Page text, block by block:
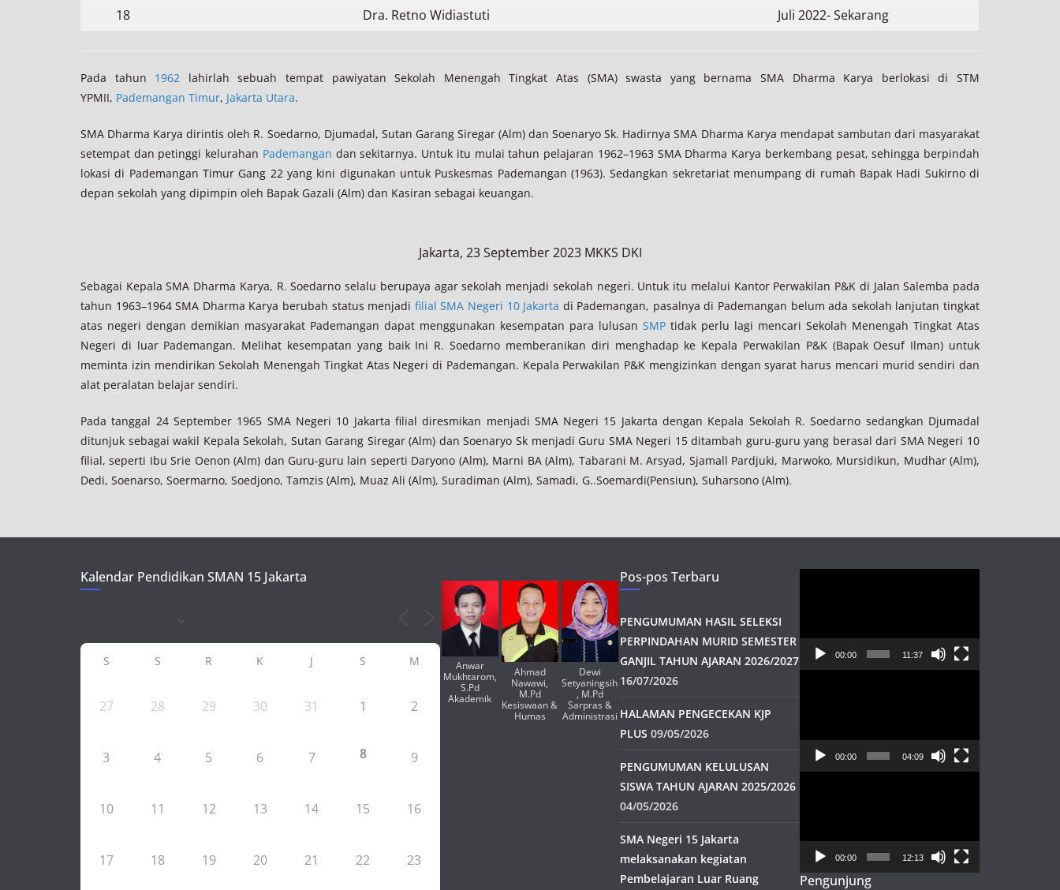
18
Dra. Retno Widiastuti Juli 2022- Sekarang
Pada tahun 1962 lahirlah sebuah tempat pawiyatan Sekolah Menengah Tingkat Atas (SMA) swasta yang bernama SMA Dharma Karya berlokasi di STM
YPMII, Pademangan Timur, Jakarta Utara.
SMA Dharma Karya dirintis oleh R. Soedarno, Djumadal, Sutan Garang Siregar (Alm) dan Soenaryo Sk. Hadirnya SMA Dharma Karya mendapat sambutan dari masyarakat
setempat dan petinggi kelurahan Pademangan dan sekitarnya. Untuk itu mulai tahun pelajaran 1962–1963 SMA Dharma Karya berkembang pesat, sehingga berpindah
lokasi di Pademangan Timur Gang 22 yang kini digunakan untuk Puskesmas Pademangan (1963). Sedangkan sekretariat menumpang di rumah Bapak Hadi Sukirno di
depan sekolah yang dipimpin oleh Bapak Gazali (Alm) dan Kasiran sebagai keuangan.
Jakarta, 23 September 2023 MKKS DKI
Sebagai Kepala SMA Dharma Karya, R. Soedarno selalu berupaya agar sekolah menjadi sekolah negeri. Untuk itu melalui Kantor Perwakilan P&K di Jalan Salemba pada
tahun 1963–1964 SMA Dharma Karya berubah status menjadi filial SMA Negeri 10 Jakarta di Pademangan, pasalnya di Pademangan belum ada sekolah lanjutan tingkat
atas negeri dengan demikian masyarakat Pademangan dapat menggunakan kesempatan para lulusan SMP tidak perlu lagi mencari Sekolah Menengah Tingkat Atas
Negeri di luar Pademangan. Melihat kesempatan yang baik Ini R. Soedarno memberanikan diri menghadap ke Kepala Perwakilan P&K (Bapak Oesuf Ilman) untuk
meminta izin mendirikan Sekolah Menengah Tingkat Atas Negeri di Pademangan. Kepala Perwakilan P&K mengizinkan dengan syarat harus mencari murid sendiri dan
alat peralatan belajar sendiri.
Pada tanggal 24 September 1965 SMA Negeri 10 Jakarta filial diresmikan menjadi SMA Negeri 15 Jakarta dengan Kepala Sekolah R. Soedarno sedangkan Djumadal
ditunjuk sebagai wakil Kepala Sekolah, Sutan Garang Siregar (Alm) dan Soenaryo Sk menjadi Guru SMA Negeri 15 ditambah guru-guru yang berasal dari SMA Negeri 10
filial, seperti Ibu Srie Oenon (Alm) dan Guru-guru lain seperti Daryono (Alm), Marni BA (Alm), Tabarani M. Arsyad, Sjamall Pardjuki, Marwoko, Mursidikun, Mudhar (Alm),
Dedi, Soenarso, Soermarno, Soedjono, Tamzis (Alm), Muaz Ali (Alm), Suradiman (Alm), Samadi, G..Soemardi(Pensiun), Suharsono (Alm).
Kalendar Pendidikan SMAN 15 Jakarta
S S R K J S M
27 28 29 30 31 1 2
3 4 5 6 7 8 9
10 11 12 13 14 15 16
17 18 19 20 21 22 23
Anwar
Mukhtarom,
S.Pd
Akademik
Ahmad
Nawawi,
M.Pd
Kesiswaan &
Humas
Dewi
Setyaningsih
, M.Pd
Sarpras &
Administrasi
Pos-pos Terbaru
PENGUMUMAN HASIL SELEKSI
PERPINDAHAN MURID SEMESTER
GANJIL TAHUN AJARAN 2026/2027
16/07/2026
HALAMAN PENGECEKAN KJP
PLUS 09/05/2026
PENGUMUMAN KELULUSAN
SISWA TAHUN AJARAN 2025/2026
04/05/2026
SMA Negeri 15 Jakarta
melaksanakan kegiatan
Pembelajaran Luar Ruang
00:00 11:37
00:00 04:09
00:00 12:13
Pengunjung